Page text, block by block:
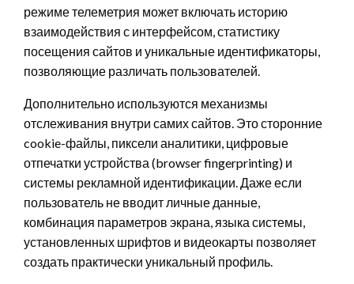
режиме телеметрия может включать историю
взаимодействия с интерфейсом, статистику
посещения сайтов и уникальные идентификаторы,
позволяющие различать пользователей.
Дополнительно используются механизмы
отслеживания внутри самих сайтов. Это сторонние
cookie-файлы, пиксели аналитики, цифровые
отпечатки устройства (browser fingerprinting) и
системы рекламной идентификации. Даже если
пользователь не вводит личные данные,
комбинация параметров экрана, языка системы,
установленных шрифтов и видеокарты позволяет
создать практически уникальный профиль.